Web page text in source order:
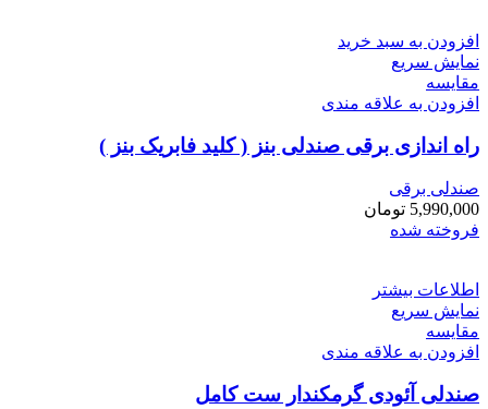
افزودن به سبد خرید
نمایش سریع
مقايسه
افزودن به علاقه مندی
راه اندازی برقی صندلی بنز ( کلید فابریک بنز )
صندلی برقی
5,990,000 تومان
فروخته شده
اطلاعات بیشتر
نمایش سریع
مقايسه
افزودن به علاقه مندی
صندلی آئودی گرمکندار ست کامل